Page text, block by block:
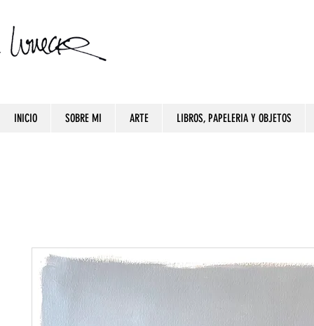
INICIO SOBRE MI ARTE LIBROS, PAPELERIA Y OBJETOS